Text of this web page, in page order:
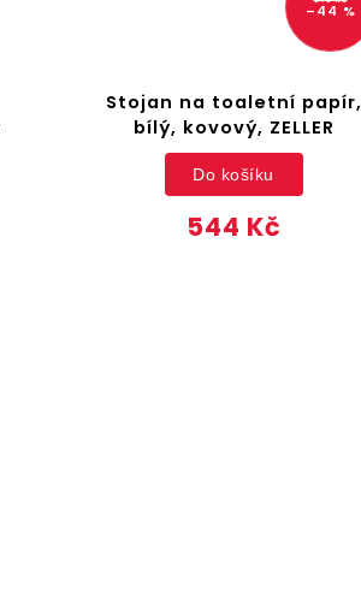
–44 %
Stojan na toaletní papír,
bílý, kovový, ZELLER
544 Kč
Do košíku